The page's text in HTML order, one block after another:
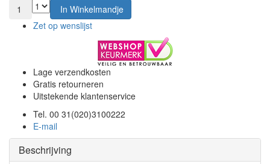
1
In Winkelmandje
Zet op wenslijst
Lage verzendkosten
Gratis retourneren
Uitstekende klantenservice
Tel. 00 31(020)3100222
E-mail
Beschrijving